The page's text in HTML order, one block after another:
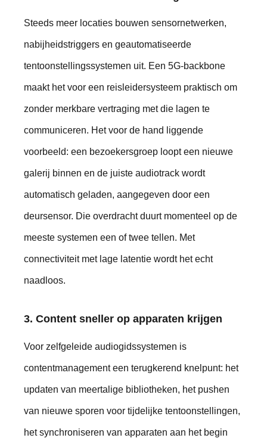
Steeds meer locaties bouwen sensornetwerken,
nabijheidstriggers en geautomatiseerde
tentoonstellingssystemen uit. Een 5G-backbone
maakt het voor een reisleidersysteem praktisch om
zonder merkbare vertraging met die lagen te
communiceren. Het voor de hand liggende
voorbeeld: een bezoekersgroep loopt een nieuwe
galerij binnen en de juiste audiotrack wordt
automatisch geladen, aangegeven door een
deursensor. Die overdracht duurt momenteel op de
meeste systemen een of twee tellen. Met
connectiviteit met lage latentie wordt het echt
naadloos.
3. Content sneller op apparaten krijgen
Voor zelfgeleide audiogidssystemen is
contentmanagement een terugkerend knelpunt: het
updaten van meertalige bibliotheken, het pushen
van nieuwe sporen voor tijdelijke tentoonstellingen,
het synchroniseren van apparaten aan het begin